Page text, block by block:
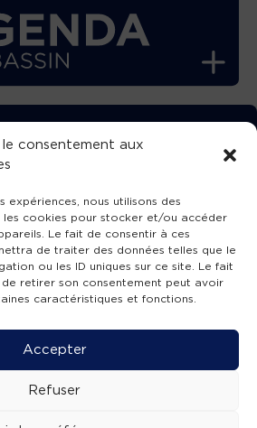
le consentement aux
expériences, nous utilisons des
les cookies pour stocker et/ou accéder
Le fait de consentir à ces
de traiter des données telles que le
ou les ID uniques sur ce site. Le fait
retirer son consentement peut avoir
caractéristiques et fonctions.
Accepter
Refuser
GRATUITEMENT
TVBA !
NOUS !
légales -Accessibilité